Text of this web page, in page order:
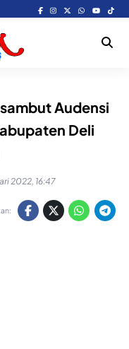
Audensi
Deli
2022, 16:47